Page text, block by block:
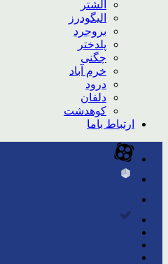
الشتر
الیگودرز
بروجرد
پلدختر
چگنی
خرم آباد
درود
دلفان
کوهدشت
ارتباط باما